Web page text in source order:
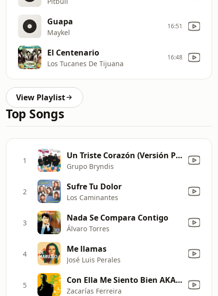
Guapa
Maykel
16:51
El Centenario
Los Tucanes De Tijuana
16:48
View Playlist
Top Songs
1 Un Triste Corazón (Versión Poema)
Grupo Bryndis
2 Sufre Tu Dolor
Los Caminantes
3 Nada Se Compara Contigo
Álvaro Torres
4 Me llamas
José Luis Perales
5 Con Ella Me Siento Bien AKA el Negro Chombo
Zacarías Ferreira